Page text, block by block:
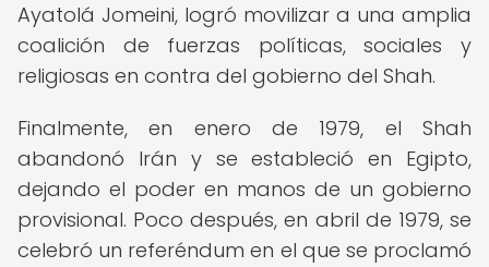
Ayatolá Jomeini, logró movilizar a una amplia
coalición de fuerzas políticas, sociales y
religiosas en contra del gobierno del Shah.
Finalmente, en enero de 1979, el Shah
abandonó Irán y se estableció en Egipto,
dejando el poder en manos de un gobierno
provisional. Poco después, en abril de 1979, se
celebró un referéndum en el que se proclamó